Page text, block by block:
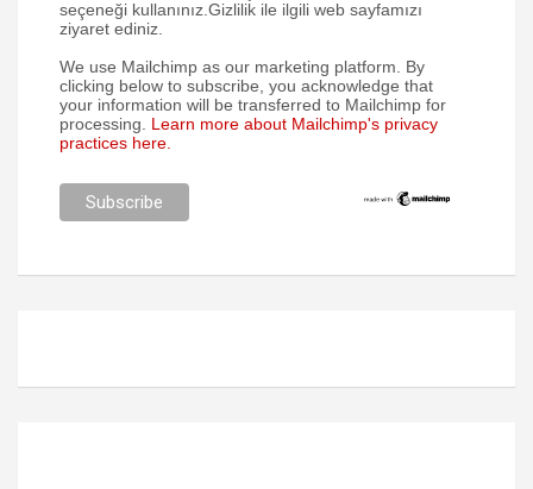
seçeneği kullanınız.Gizlilik ile ilgili web sayfamızı
ziyaret ediniz.
We use Mailchimp as our marketing platform. By
clicking below to subscribe, you acknowledge that
your information will be transferred to Mailchimp for
processing. Learn more about Mailchimp's privacy
practices here.